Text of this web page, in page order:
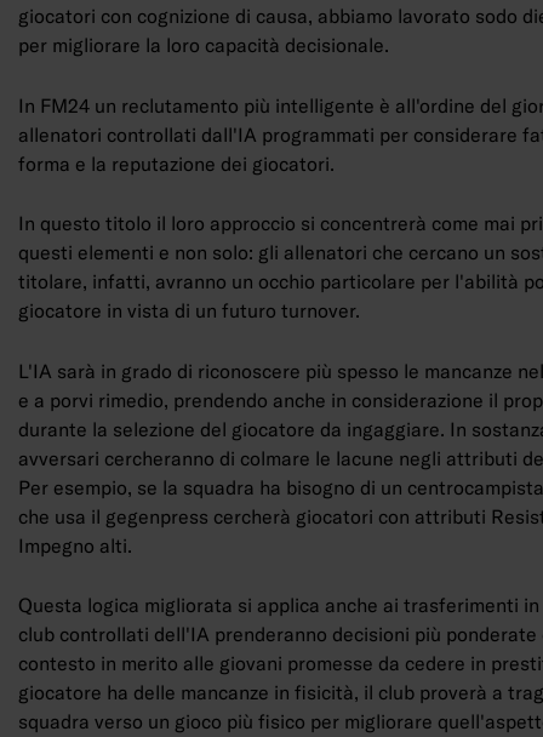
giocatori con cognizione di causa, abbiamo lavorato sodo
per migliorare la loro capacità decisionale.
In FM24 un reclutamento più intelligente è all'ordine del
allenatori controllati dall'IA programmati per considerare
forma e la reputazione dei giocatori.
In questo titolo il loro approccio si concentrerà come mai
questi elementi e non solo: gli allenatori che cercano un
titolare, infatti, avranno un occhio particolare per l'abilità
giocatore in vista di un futuro turnover.
L'IA sarà in grado di riconoscere più spesso le mancanze
e a porvi rimedio, prendendo anche in considerazione il
durante la selezione del giocatore da ingaggiare. In
avversari cercheranno di colmare le lacune negli attributi
Per esempio, se la squadra ha bisogno di un
che usa il gegenpress cercherà giocatori con attributi
Impegno alti.
Questa logica migliorata si applica anche ai trasferimenti
club controllati dell'IA prenderanno decisioni più ponderate
contesto in merito alle giovani promesse da cedere in
giocatore ha delle mancanze in fisicità, il club proverà a
squadra verso un gioco più fisico per migliorare